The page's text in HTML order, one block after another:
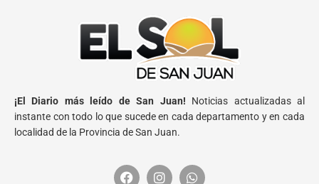
¡El Diario más leído de San Juan! Noticias actualizadas al
instante con todo lo que sucede en cada departamento y en cada
localidad de la Provincia de San Juan.